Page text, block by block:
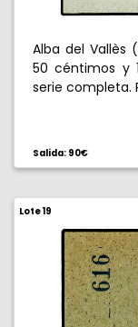
Alba del Vallès
50 céntimos y
serie completa.
Salida: 90€
Lote 19